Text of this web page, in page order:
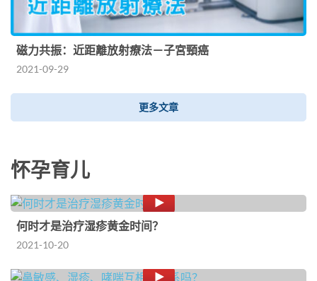
磁力共振：近距離放射療法－子宮頸癌
2021-09-29
更多文章
怀孕育儿
何时才是治疗湿疹黄金时间？
2021-10-20